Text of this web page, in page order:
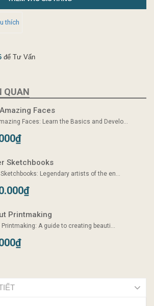
thích
để Tư Vấn
QUAN
Faces
Faces: Learn the Basics and Develo...
Sketchbooks
Legendary artists of the en...
Printmaking
Printmaking: A guide to creating beauti...